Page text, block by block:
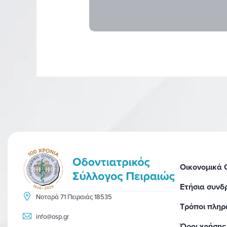
Νοταρά 71 Πειραιάς 18535
info@osp.gr
Οικονομικά
Ετήσια
Τρόποι